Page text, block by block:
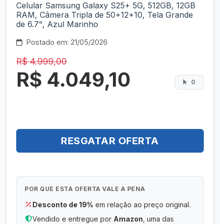
Celular Samsung Galaxy S25+ 5G, 512GB, 12GB
RAM, Câmera Tripla de 50+12+10, Tela Grande
de 6.7", Azul Marinho
Postado em: 21/05/2026
R$ 4.999,00
R$ 4.049,10 0
RESGATAR OFERTA
POR QUE ESTA OFERTA VALE A PENA
Desconto de 19% em relação ao preço original.
Vendido e entregue por Amazon , uma das